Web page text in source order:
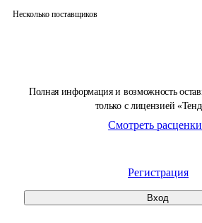
Полная информация и возможность
только с лицензией
Смотреть расценки
Регистрация
Вход
Несколько поставщиков